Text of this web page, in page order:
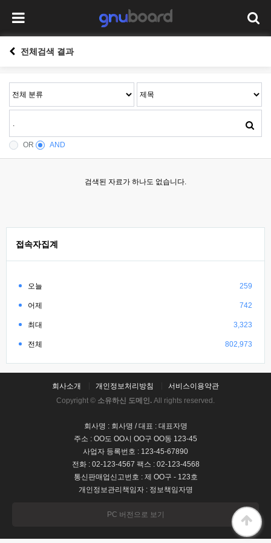
전체검색 결과
OR AND
검색된 자료가 하나도 없습니다.
접속자집계
오늘 259
어제 742
최대 3,323
전체 802,973
회사소개 개인정보처리방침
서비스이용약관
Copyright © 소유하신 도메인. All rights reserved.
회사명 : 회사명 / 대표 : 대표자명
주소 : OO도 OO시 OO구 OO동 123-45
사업자 등록번호 : 123-45-67890
전화 : 02-123-4567 팩스 : 02-123-4568
통신판매업신고번호 : 제 OO구 - 123호
개인정보관리책임자 : 정보책임자명
PC 버전으로 보기